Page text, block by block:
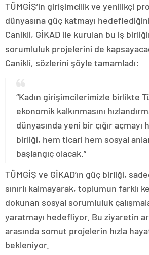
TÜMGİŞ’in girişimcilik ve yenilikçi
dünyasına güç katmayı
Canikli, GİKAD ile kurulan bu iş
sorumluluk projelerini de
Canikli, sözlerini şöyle tamamladı:
“Kadın girişimcilerimizle birlikte
ekonomik kalkınmasını
dünyasında yeni bir çığır
birliği, hem ticari hem sosyal
başlangıç olacak.”
TÜMGİŞ ve GİKAD’ın güç birliği,
sınırlı kalmayarak, toplumun farklı
dokunan sosyal sorumluluk
yaratmayı hedefliyor. Bu ziyaretin
arasında somut projelerin hızla
bekleniyor.